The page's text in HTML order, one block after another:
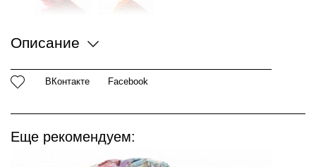
Описание
ВКонтакте Facebook
Еще рекомендуем: